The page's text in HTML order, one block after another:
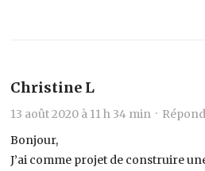
Christine L
13 août 2020 à 11 h 34 min ·
Bonjour,
J’ai comme projet de construire